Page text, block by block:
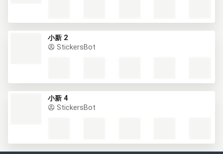
小新 2
StickersBot
小新 4
StickersBot